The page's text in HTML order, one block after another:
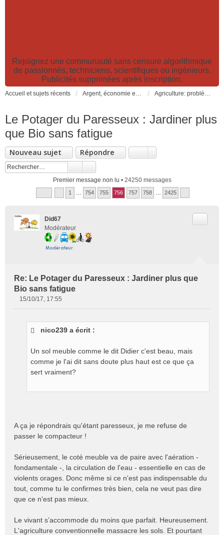
Rejoignez une communauté sans censure algorithmique
de passionnés, techniciens, scientifiques ou ingénieurs.
Publicités supprimées après inscription.
Accueil et sujets récents Argent, économie et finance. Alimentation et agriculture. Développement durable, pollution de l'air et catastrophes. Gestion des déchets. Agriculture: problèmes et pollutions, nouvelles techniques et solutions
Le Potager du Paresseux : Jardiner plus
que Bio sans fatigue
Nouveau sujet Répondre
Premier message non lu • 24250 messages
1 754 755 756 757 758 2425
Did67
Modérateur
Re: Le Potager du Paresseux : Jardiner plus que
Bio sans fatigue
15/10/17, 17:55
nico239 a écrit :
Un sol meuble comme le dit Didier c'est beau, mais
comme je l'ai dit sans doute plus haut est ce que ça
sert vraiment?
A ça je répondrais qu'étant paresseux, je me refuse de
passer le compacteur !
Sérieusement, le coté meuble va de paire avec l'aération -
fondamentale -, la circulation de l'eau - essentielle en cas de
violents orages. Donc même si ce n'est pas indispensable du
tout, comme tu le confirmes très bien, cela ne veut pas dire
que ce n'est pas mieux.
Le vivant s’accommode du moins que parfait. Heureusement.
L'agriculture conventionnelle massacre les sols. Et pourtant